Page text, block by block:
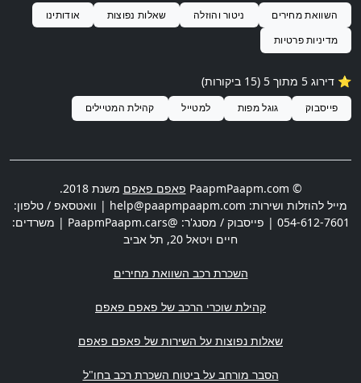
השוואת מחירים ניטור והוזלה שאלות נפוצות
אודותינו
מדיניות פרטיות
⭐️ דירוג 5 מתוך 5 (15 ביקורות)
פייסבוק גוגל מפות למטייל קהילת המטיילים
© PaapmPaapm.com פאפם פאפם משנת 2018.
מייל להוזלות ושירות: help@paapmpaapm.com | וואטסאפ / טלפון:
054-612-7601 | פייסבוק / מסנג'ר: @PaapmPaapm.cars | משרדים:
חיים ויטאל 20
, תל אביב
השכרת רכב השוואת מחירים
קהילת שוכרי הרכב של פאפם פאפם
שאלות נפוצות על השירות של פאפם פאפם
הסבר מורחב על ביטוח השכרת רכב בחו"ל